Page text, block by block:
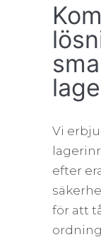
Vi
efter
för att